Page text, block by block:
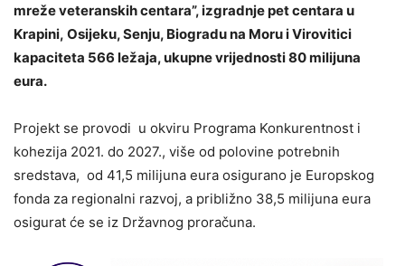
mreže veteranskih centara”, izgradnje pet centara u
Krapini, Osijeku, Senju, Biogradu na Moru i Virovitici
kapaciteta 566 ležaja, ukupne vrijednosti 80 milijuna
eura.
Projekt se provodi u okviru Programa Konkurentnost i
kohezija 2021. do 2027., više od polovine potrebnih
sredstava, od 41,5 milijuna eura osigurano je Europskog
fonda za regionalni razvoj, a približno 38,5 milijuna eura
osigurat će se iz Državnog proračuna.